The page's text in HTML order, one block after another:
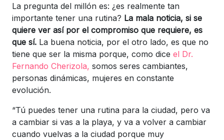
La pregunta del millón es: ¿es realmente tan
importante tener una rutina? La mala noticia, si se
quiere ver así por el compromiso que requiere, es
que sí. La buena noticia, por el otro lado, es que no
tiene que ser la misma porque, como dice el Dr.
Fernando Cherizola, somos seres cambiantes,
personas dinámicas, mujeres en constante
evolución.
“Tú puedes tener una rutina para la ciudad, pero va
a cambiar si vas a la playa, y va a volver a cambiar
cuando vuelvas a la ciudad porque muy